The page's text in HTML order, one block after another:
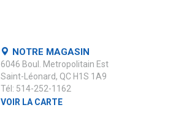
NOTRE MAGASIN
6046 Boul. Metropolitain Est
Saint-Léonard, QC H1S 1A9
Tél: 514-252-1162
VOIR LA CARTE